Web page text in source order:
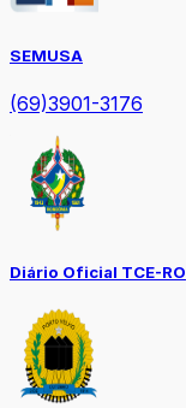
SEMUSA
(69)3901-3176
Diário Oficial TCE-RO